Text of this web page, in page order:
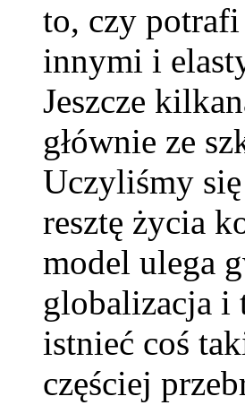
to, czy potrafi
innymi i
Jeszcze
głównie ze
Uczyliśmy się
resztę życia
model ulega
globalizacja i
istnieć coś
częściej